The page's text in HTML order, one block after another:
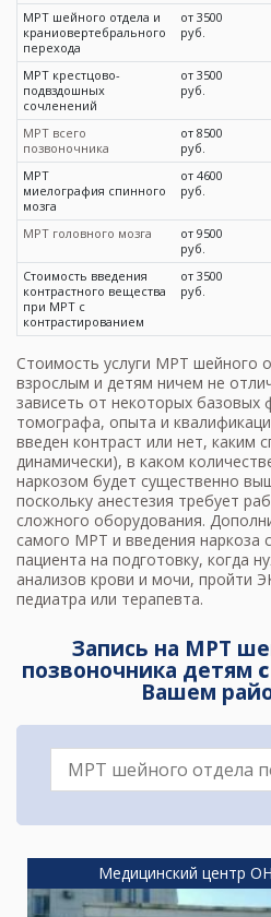
МРТ шейного отдела и
краниовертебрального
перехода
от 3500
руб.
МРТ крестцово-
подвздошных
сочленений
от 3500
руб.
МРТ всего
позвоночника
от 8500
руб.
МРТ
миелография спинного
мозга
от 4600
руб.
МРТ головного мозга
от 9500
руб.
Стоимость введения
контрастного вещества
при МРТ с
контрастированием
от 3500
руб.
Стоимость услуги МРТ шейного
взрослым и детям ничем не
зависеть от некоторых
томографа, опыта и
введен контраст или нет, каким
динамически), в каком
наркозом будет существенно
поскольку анестезия требует
сложного оборудования.
самого МРТ и введения наркоза
пациента на подготовку, когда
анализов крови и мочи, пройти
педиатра или терапевта.
Запись на МРТ
позвоночника детям
Вашем
Медицинский центр